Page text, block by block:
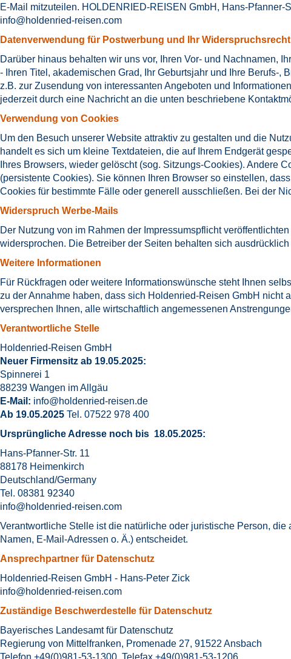
E-Mail mitzuteilen. HOLDENRIED-REISEN GmbH, Hans-Pfanner-
info@holdenried-reisen.com
Datenverwendung für Postwerbung und Ihr Widerspruchsrecht
Darüber hinaus behalten wir uns vor, Ihren Vor- und Nachnamen,
- Ihren Titel, akademischen Grad, Ihr Geburtsjahr und Ihre Berufs-
z.B. zur Zusendung von interessanten Angeboten und
jederzeit durch eine Nachricht an die unten beschriebene
Verwendung von Cookies
Um den Besuch unserer Website attraktiv zu gestalten und die
handelt es sich um kleine Textdateien, die auf Ihrem Endgerät
Ihres Browsers, wieder gelöscht (sog. Sitzungs-Cookies). Andere
(persistente Cookies). Sie können Ihren Browser so einstellen,
Cookies für bestimmte Fälle oder generell ausschließen. Bei der
Widerspruch Werbe-Mails
Der Nutzung von im Rahmen der Impressumspflicht
widersprochen. Die Betreiber der Seiten behalten sich
Weitere Informationen
Für Rückfragen oder weitere Informationswünsche steht Ihnen
zu der Annahme haben, dass sich Holdenried-Reisen GmbH
versprechen Ihnen, alle wirtschaftlich angemessenen
Verantwortliche Stelle
Holdenried-Reisen GmbH
Neuer Firmensitz ab 19.05.2025:
Spinnerei 1
88239 Wangen im Allgäu
E-Mail: info@holdenried-reisen.de
Ab 19.05.2025 Tel. 07522 978 400
Ursprüngliche Adresse noch bis 18.05.2025:
Hans-Pfanner-Str. 11
88178 Heimenkirch
Deutschland/Germany
Tel. 08381 92340
info@holdenried-reisen.com
Verantwortliche Stelle ist die natürliche oder juristische Person,
Namen, E-Mail-Adressen o. Ä.) entscheidet.
Ansprechpartner für Datenschutz
Holdenried-Reisen GmbH - Hans-Peter Zick
info@holdenried-reisen.com
Zuständige Beschwerdestelle für Datenschutz
Bayerisches Landesamt für Datenschutz
Regierung von Mittelfranken, Promenade 27, 91522 Ansbach